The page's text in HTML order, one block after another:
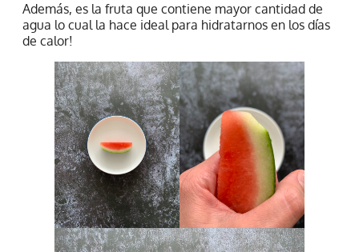
Además, es la fruta que contiene mayor cantidad de
agua lo cual la hace ideal para hidratarnos en los días
de calor!